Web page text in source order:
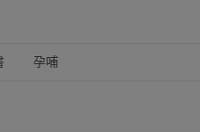
孕哺